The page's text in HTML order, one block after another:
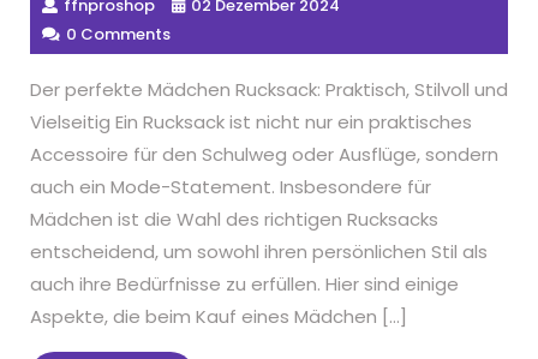
ffnproshop
02 Dezember 2024
0 Comments
Der perfekte Mädchen Rucksack: Praktisch, Stilvoll und
Vielseitig Ein Rucksack ist nicht nur ein praktisches
Accessoire für den Schulweg oder Ausflüge, sondern
auch ein Mode-Statement. Insbesondere für
Mädchen ist die Wahl des richtigen Rucksacks
entscheidend, um sowohl ihren persönlichen Stil als
auch ihre Bedürfnisse zu erfüllen. Hier sind einige
Aspekte, die beim Kauf eines Mädchen […]